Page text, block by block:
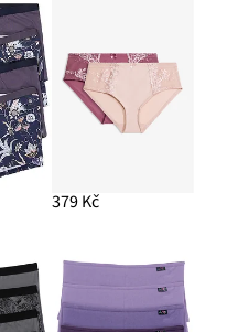
379 Kč